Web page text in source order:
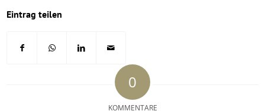
Eintrag teilen
0
KOMMENTARE